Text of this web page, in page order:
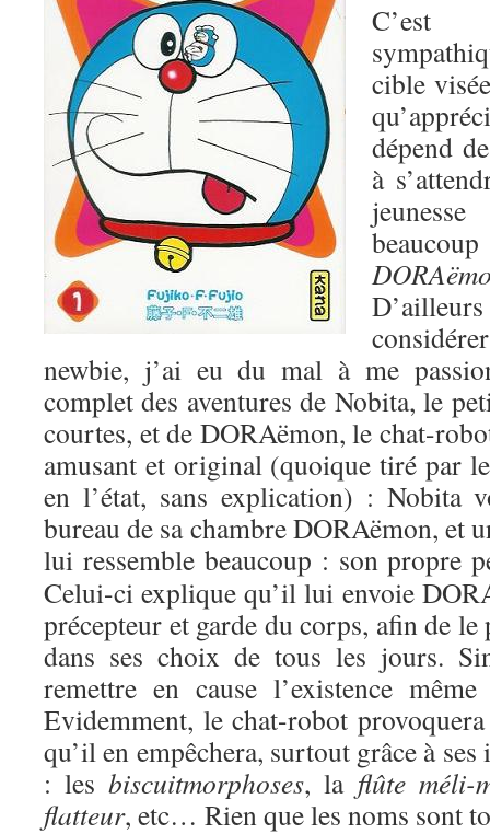
C’est
cible
dépend
à
newbie, j’ai eu du mal à me
complet des aventures de Nobita, le
courtes, et de DORAëmon, le chat-
amusant et original (quoique tiré par
en l’état, sans explication) :
bureau de sa chambre DORAëmon, et
lui ressemble beaucoup : son propre
Celui-ci explique qu’il lui envoie
précepteur et garde du corps, afin de
dans ses choix de tous les jours.
remettre en cause l’existence
Evidemment, le chat-robot
qu’il en empêchera, surtout grâce à
: lesbiscuitmorphoses, la flûte méli-
flatteur, etc… Rien que les noms sont